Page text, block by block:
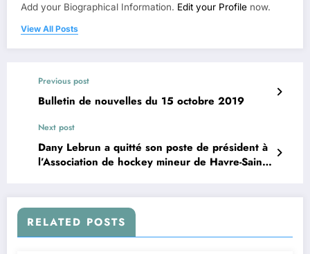
Add your Biographical Information. Edit your Profile now.
View All Posts
Previous post
Bulletin de nouvelles du 15 octobre 2019
Next post
Dany Lebrun a quitté son poste de président à
l’Association de hockey mineur de Havre-Saint-
RELATED POSTS